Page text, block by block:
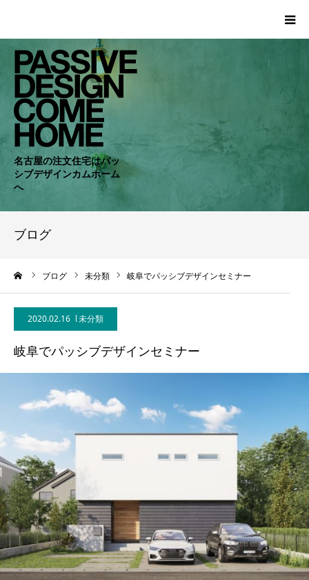
名古屋の注文住宅はパッ
シブデザインカムホーム
へ
ブログ
ブログ 未分類 岐阜でパッシブデザインセミナー
2020.02.16 未分類
岐阜でパッシブデザインセミナー
HOME
WORKS
COMPANY
CONCEPT
NEWS
BLOG
CONTACT